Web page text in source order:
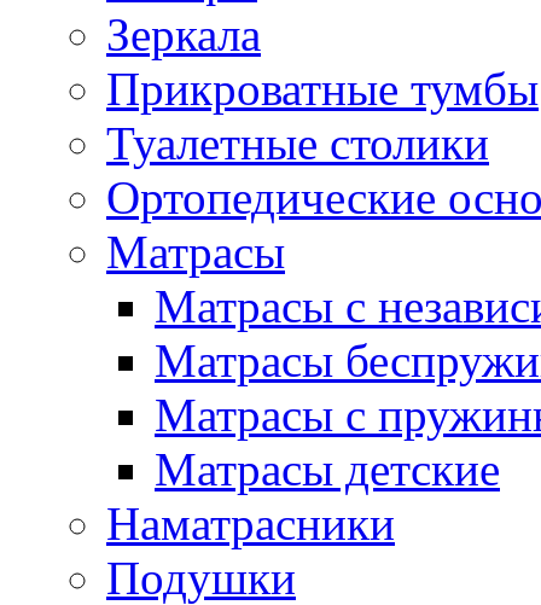
Зеркала
Прикроватные тумбы
Туалетные столики
Ортопедические
Матрасы
Матрасы с
Матрасы
Матрасы с
Матрасы детские
Наматрасники
Подушки